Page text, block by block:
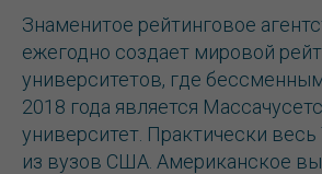
Знаменитое рейтинговое
ежегодно создает мировой
университетов, где
2018 года является
университет. Практически
из вузов США. Американское